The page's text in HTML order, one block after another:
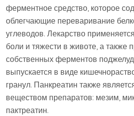
ферментное средство, которое
облегчающие переваривание
углеводов. Лекарство
боли и тяжести в животе, а также
собственных ферментов
выпускается в виде
гранул. Панкреатин также
веществом препаратов: мезим,
пактреатин.